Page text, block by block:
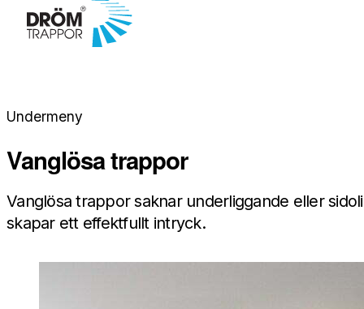
Undermeny
Vanglösa trappor
Vanglösa trappor saknar underliggande eller
skapar ett effektfullt intryck.